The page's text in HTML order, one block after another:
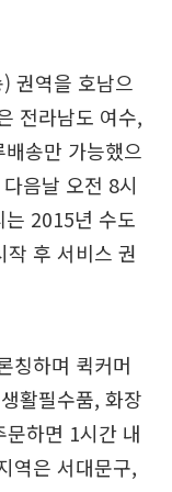
권역을 호남으
전라남도 여수,
송만 가능했으
음날 오전 8시
2015년 수도
후 서비스 권
칭하며 퀵커머
활필수품, 화장
하면 1시간 내
역은 서대문구,